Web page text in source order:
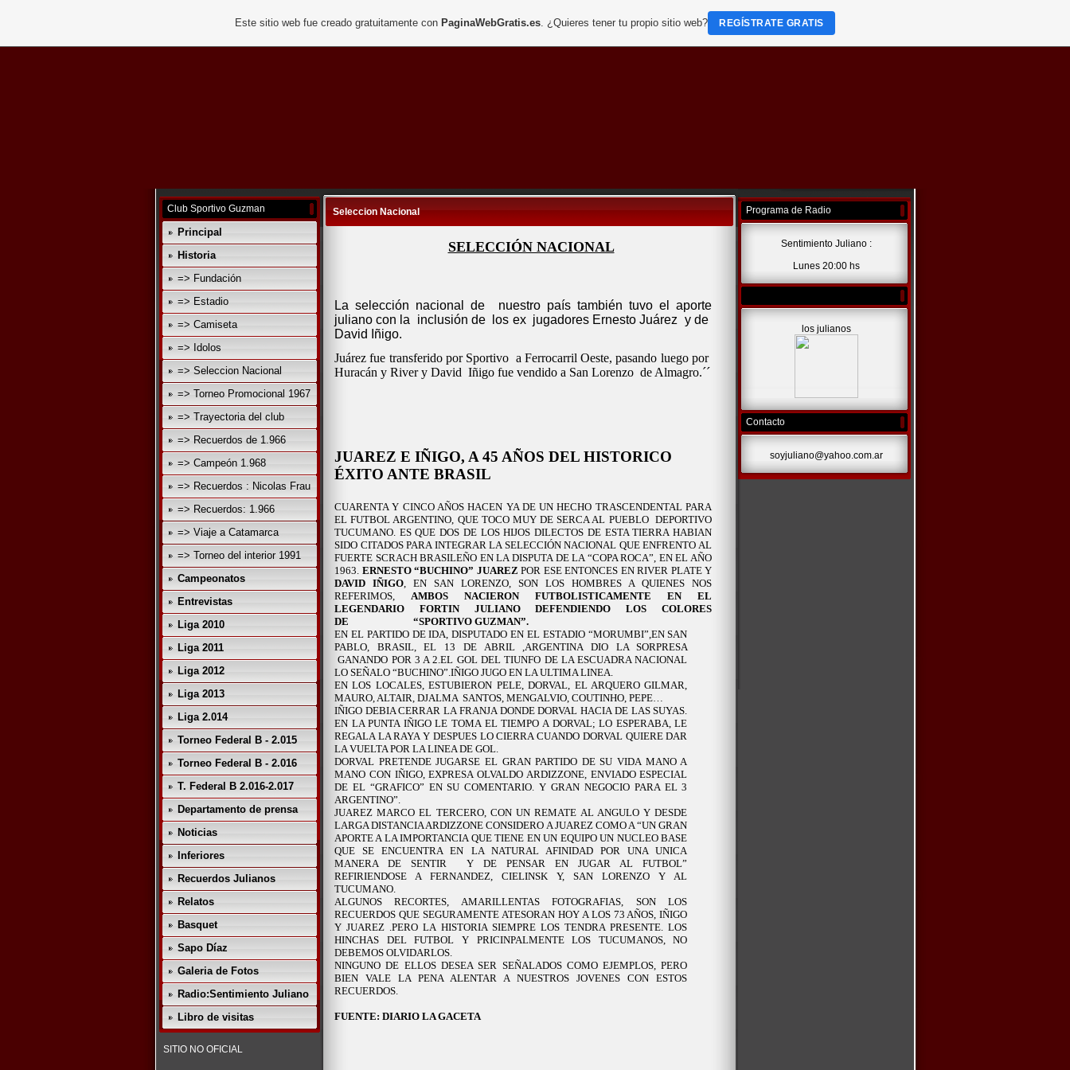
Club Sportivo Guzman
Principal
Historia
=> Fundación
=> Estadio
=> Camiseta
=> Idolos
=> Seleccion Nacional
=> Torneo Promocional 1967
=> Trayectoria del club
=> Recuerdos de 1.966
=> Campeón 1.968
=> Recuerdos : Nicolas Frau
=> Recuerdos: 1.966
=> Viaje a Catamarca
=> Torneo del interior 1991
Campeonatos
Entrevistas
Liga 2010
Liga 2011
Liga 2012
Liga 2013
Liga 2.014
Torneo Federal B - 2.015
Torneo Federal B - 2.016
T. Federal B 2.016-2.017
Departamento de prensa
Noticias
Inferiores
Recuerdos Julianos
Relatos
Basquet
Sapo Díaz
Galeria de Fotos
Radio:Sentimiento Juliano
Libro de visitas
SITIO NO OFICIAL
Seleccion Nacional
SELECCIÓN NACIONAL
La selección nacional de nuestro país también tuvo el aporte
juliano con la inclusión de los ex jugadores Ernesto Juárez y de
David Iñigo.
Juárez fue transferido por Sportivo a Ferrocarril Oeste, pasando luego por
Huracán y River y David Iñigo fue vendido a San Lorenzo de Almagro.´´
JUAREZ E IÑIGO, A 45 AÑOS DEL HISTORICO
ÉXITO ANTE BRASIL
CUARENTA Y CINCO AÑOS HACEN YA DE UN HECHO TRASCENDENTAL PARA
EL FUTBOL ARGENTINO, QUE TOCO MUY DE SERCA AL PUEBLO DEPORTIVO
TUCUMANO. ES QUE DOS DE LOS HIJOS DILECTOS DE ESTA TIERRA HABIAN
SIDO CITADOS PARA INTEGRARLA SELECCIÓN NACIONAL QUE ENFRENTO AL
FUERTE SCRACH BRASILEÑO ENLA DISPUTA DELA “COPA ROCA”, EN EL AÑO
1963. ERNESTO “BUCHINO” JUAREZ POR ESE ENTONCES EN RIVER PLATE Y
DAVID IÑIGO, EN SAN LORENZO, SON LOS HOMBRES A QUIENES NOS
REFERIMOS, AMBOS NACIERON FUTBOLISTICAMENTE EN EL
LEGENDARIO FORTIN JULIANO DEFENDIENDO LOS COLORES
DE
“SPORTIVO GUZMAN”.
EN EL PARTIDO DE IDA, DISPUTADO EN EL ESTADIO “MORUMBI”,EN SAN
PABLO, BRASIL, EL 13 DE ABRIL ,ARGENTINA DIO LA SORPRESA
GANANDO POR 3 A2.EL GOL DEL TIUNFO DE LA ESCUADRA NACIONAL
LO SEÑALO “BUCHINO”.IÑIGO JUGO EN LA ULTIMA LINEA.
EN LOS LOCALES, ESTUBIERON PELE, DORVAL, EL ARQUERO GILMAR,
MAURO, ALTAIR, DJALMA SANTOS, MENGALVIO, COUTINHO, PEPE…
IÑIGO DEBIA CERRARLA FRANJA DONDEDORVAL HACIA DE LAS SUYAS.
EN LA PUNTA IÑIGOLE TOMA EL TIEMPO A DORVAL; LO ESPERABA, LE
REGALALA RAYA Y DESPUES LO CIERRA CUANDO DORVAL QUIERE DAR
LA VUELTA POR LA LINEA DE GOL.
DORVAL PRETENDE JUGARSE EL GRAN PARTIDO DE SU VIDA MANO A
MANO CON IÑIGO, EXPRESA OLVALDO ARDIZZONE, ENVIADO ESPECIAL
DE EL “GRAFICO” EN SU COMENTARIO. Y GRAN NEGOCIO PARA EL 3
ARGENTINO”.
JUAREZ MARCO EL TERCERO, CON UN REMATE AL ANGULO Y DESDE
LARGA DISTANCIA ARDIZZONE CONSIDERO A JUAREZ COMO A “UN GRAN
APORTE ALA IMPORTANCIA QUETIENE EN UN EQUIPO UN NUCLEO BASE
QUE SE ENCUENTRA EN LA NATURAL AFINIDADPOR UNA UNICA
MANERA DE SENTIR
Y DE PENSAR EN JUGAR AL FUTBOL”
REFIRIENDOSE A FERNANDEZ, CIELINSK Y, SAN LORENZO Y AL
TUCUMANO.
ALGUNOS RECORTES, AMARILLENTAS FOTOGRAFIAS, SON LOS
RECUERDOS QUE SEGURAMENTE ATESORAN HOY A LOS 73 AÑOS, IÑIGO
Y JUAREZ .PEROLA HISTORIA SIEMPRELOS TENDRA PRESENTE. LOS
HINCHAS DEL FUTBOL Y PRICINPALMENTE LOS TUCUMANOS, NO
DEBEMOS OLVIDARLOS.
NINGUNO DE ELLOS DESEA SER SEÑALADOS COMO EJEMPLOS, PERO
BIEN VALELA PENA ALENTAR A NUESTROS JOVENES CON ESTOS
RECUERDOS.
FUENTE: DIARIO LA GACETA
Programa de Radio
Sentimiento Juliano :
Lunes 20:00 hs
los julianos
Contacto
soyjuliano@yahoo.com.ar
Este sitio web fue creado gratuitamente con PaginaWebGratis.es. ¿Quieres tener tu propio sitio web? REGÍSTRATE GRATIS